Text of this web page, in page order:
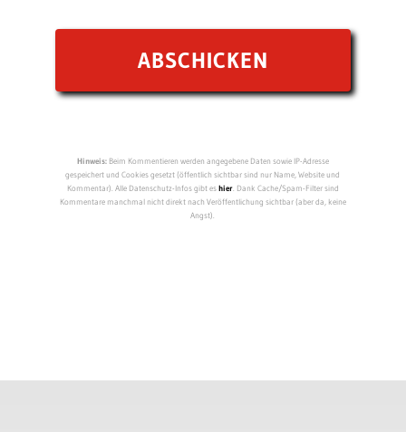
Hinweis:Beim Kommentieren werden angegebene Daten sowie IP-Adresse
gespeichert und Cookies gesetzt (öffentlich sichtbar sind nur Name, Website und
Kommentar). Alle Datenschutz-Infos gibt eshier. Dank Cache/Spam-Filter sind
Kommentare manchmal nicht direkt nach Veröffentlichung sichtbar (aber da, keine
Angst).